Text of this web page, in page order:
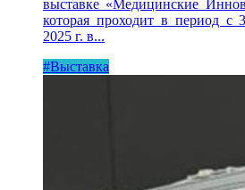
выставке «Медицинские
которая проходит в период с
2025 г. в...
#Выставка